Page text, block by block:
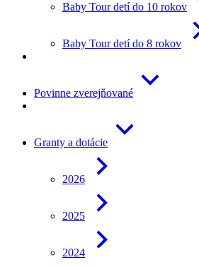
Baby Tour detí do 10 rokov
Baby Tour detí do 8 rokov
Povinne zverejňované
Granty a dotácie
2026
2025
2024